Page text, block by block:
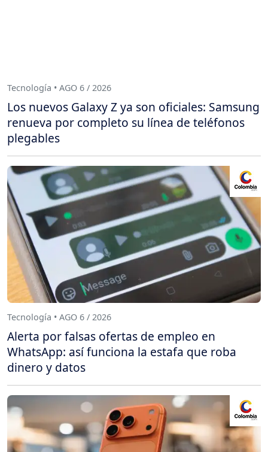
Tecnología • AGO 6 / 2026
Los nuevos Galaxy Z ya son oficiales: Samsung
renueva por completo su línea de teléfonos
plegables
Tecnología • AGO 6 / 2026
Alerta por falsas ofertas de empleo en
WhatsApp: así funciona la estafa que roba
dinero y datos